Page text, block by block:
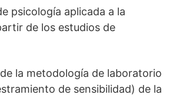
psicología aplicada a la
de los estudios de
la metodología de laboratorio
de sensibilidad) de la